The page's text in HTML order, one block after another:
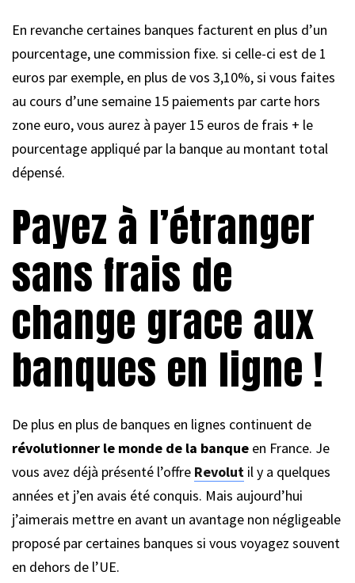
En revanche certaines banques facturent en plus d’un
pourcentage, une commission fixe. si celle-ci est de 1
euros par exemple, en plus de vos 3,10%, si vous faites
au cours d’une semaine 15 paiements par carte hors
zone euro, vous aurez à payer 15 euros de frais + le
pourcentage appliqué par la banque au montant total
dépensé.
Payez à l’étranger
sans frais de
change grace aux
banques en ligne !
De plus en plus de banques en lignes continuent de
révolutionner le monde de la banque en France. Je
vous avez déjà présenté l’offre Revolut il y a quelques
années et j’en avais été conquis. Mais aujourd’hui
j’aimerais mettre en avant un avantage non négligeable
proposé par certaines banques si vous voyagez souvent
en dehors de l’UE.